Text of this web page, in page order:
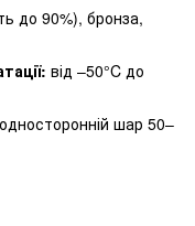
до 90%), бронза,
від –50°C до
односторонній шар 50–